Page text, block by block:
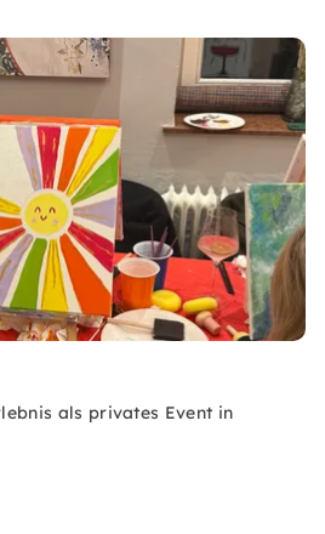
als privates Event in